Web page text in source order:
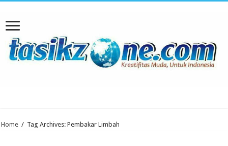
Home / Tag Archives: Pembakar Limbah